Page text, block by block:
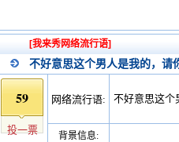
[我来秀网络流行语]
不好意思这个男人是我的，请
59
投一票
网络流行语: 不好意思这个
背景信息: